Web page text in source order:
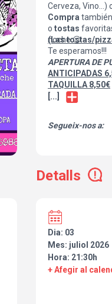
Cerveza, Vino…)
Compra
o tostas
noche 😉
(Las tostas/
Te esperamos!!!
APERTURA DE
ANTICIPADAS
TAQUILLA 8,50€
[...]
Segueix-nos a:
Detalls
Dia: 03
Mes: juliol 2026
Hora: 21:30h
+ Afegir al